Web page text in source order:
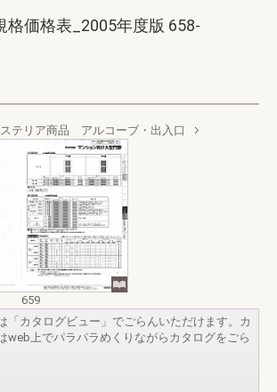
格価格表_2005年度版 658-
テリア商品 アルコーブ・出入口
659
「カタログビュー」でごらんいただけます。カ
web上でパラパラめくりながらカタログをごら